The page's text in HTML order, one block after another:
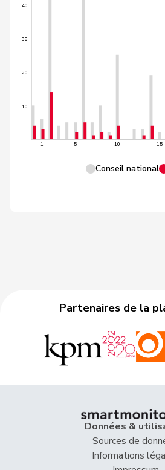
10
20
30
40
1 5 10 15
Conseil national
Partenaires de la
Données &
Sources de
Informations